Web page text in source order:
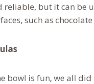
reliable, but it can be
such as
bowl is fun, we all did